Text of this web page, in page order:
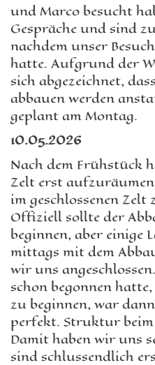
und Marco besucht
Gespräche und sind
nachdem unser
hatte. Aufgrund der
sich abgezeichnet,
abbauen werden
geplant am Montag.
10.05.2026
Nach dem Frühstück
Zelt erst
im geschlossenen Zelt
Offiziell sollte der
beginnen, aber einige
mittags mit dem
wir uns
schon begonnen
zu beginnen, war
perfekt. Struktur beim
Damit haben wir uns
sind schlussendlich